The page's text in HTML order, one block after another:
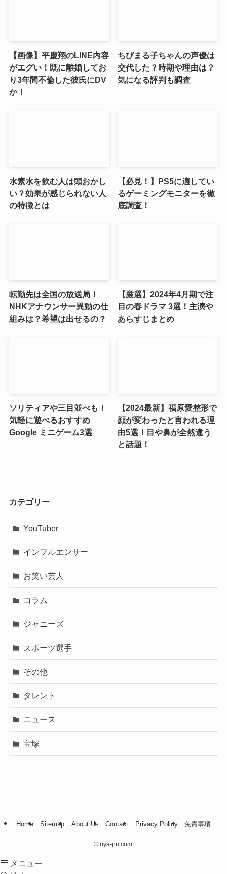
【画像】平慶翔のLINE内容
がエグい！既に離婚してお
り3年間不倫した彼氏にDV
か！
ちびまる子ちゃんの声優は
交代した？時期や理由は？
気になる評判も調査
水素水を飲む人は頭おかし
い？効果が感じられない人
の特徴とは
【必見！】PS5に適してい
るゲーミングモニターを徹
底調査！
転勤先は全国の放送局！
NHKアナウンサー異動の仕
組みは？希望は出せるの？
【厳選】2024年4月期で注
目の春ドラマ 3選！主演や
あらすじまとめ
ソリティアや三目並べも！
気軽に遊べるおすすめ
Google ミニゲーム3選
【2024最新】福原愛整形で
顔が変わったと言われる理
由5選！目や鼻が全然違う
と話題！
カテゴリー
YouTuber
インフルエンサー
お笑い芸人
コラム
ジャニーズ
スポーツ選手
その他
タレント
ニュース
宝塚
Home Sitemap About Us Contact Privacy Policy 免責事項
©oya-pri.com.
メニュー